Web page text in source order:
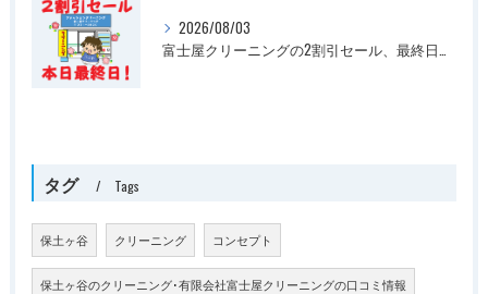
2026/08/03
富士屋クリーニングの2割引セール、最終日です
タグ Tags
保土ヶ谷 クリーニング コンセプト
保土ヶ谷のクリーニング･有限会社富士屋クリーニングの口コミ情報